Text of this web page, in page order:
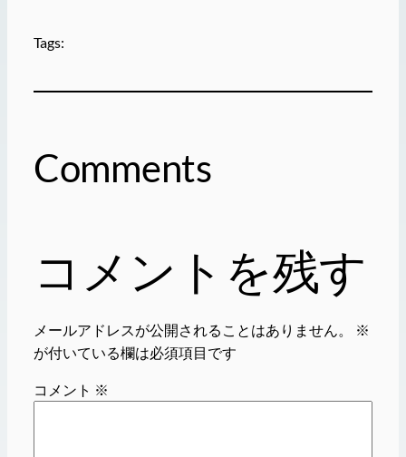
Tags:
Comments
コメントを残す
メールアドレスが公開されることはありません。
※
が付いている欄は必須項目です
コメント ※